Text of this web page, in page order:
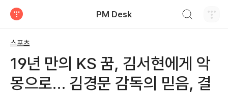
PM Desk
스포츠
19년 만의 KS 꿈, 김서현에게 악
몽으로… 김경문 감독의 믿음, 결